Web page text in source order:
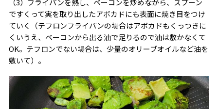
（3）フライパンを熱し、ベーコンを炒めながら、スプーン
ですくって実を取り出したアボカドにも表面に焼き目をつけ
ていく（テフロンフライパンの場合はアボカドもくっつきに
くいうえ、ベーコンから出る油で足りるので油は敷かなくて
OK。テフロンでない場合は、少量のオリーブオイルなど油を
敷いて）。